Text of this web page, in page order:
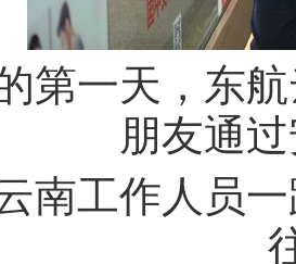
第一天，东
朋友通
工作人员一